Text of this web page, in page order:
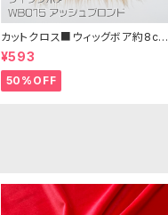
カットクロス■ウィッグボア約8cm
(アッシュブロンド)WB015 ボア生
地 25cm × 45cm
¥593
50%OFF